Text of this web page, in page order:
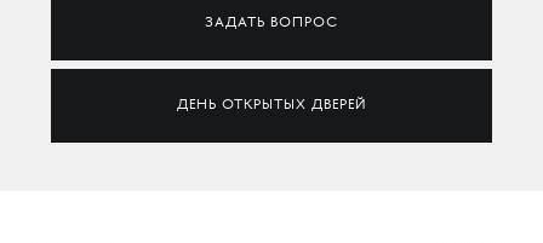
ЗАДАТЬ ВОПРОС
ДЕНЬ ОТКРЫТЫХ ДВЕРЕЙ